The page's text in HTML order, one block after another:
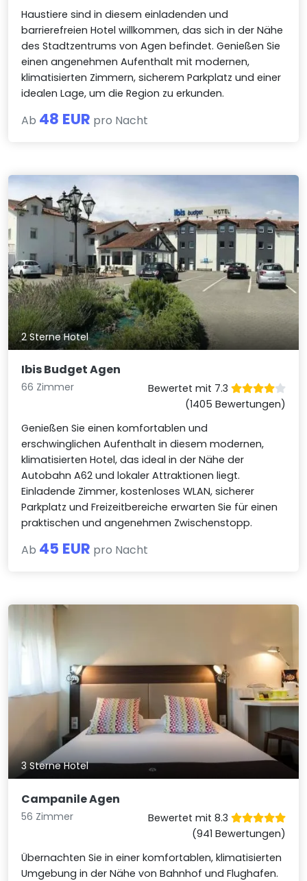
Haustiere sind in diesem einladenden und
barrierefreien Hotel willkommen, das sich in der Nähe
des Stadtzentrums von Agen befindet. Genießen Sie
einen angenehmen Aufenthalt mit modernen,
klimatisierten Zimmern, sicherem Parkplatz und einer
idealen Lage, um die Region zu erkunden.
Ab 48 EUR pro Nacht
2 Sterne Hotel
Ibis Budget Agen
66 Zimmer
Bewertet mit 7.3
(1405 Bewertungen)
Genießen Sie einen komfortablen und
erschwinglichen Aufenthalt in diesem modernen,
klimatisierten Hotel, das ideal in der Nähe der
Autobahn A62 und lokaler Attraktionen liegt.
Einladende Zimmer, kostenloses WLAN, sicherer
Parkplatz und Freizeitbereiche erwarten Sie für einen
praktischen und angenehmen Zwischenstopp.
Ab 45 EUR pro Nacht
3 Sterne Hotel
Campanile Agen
56 Zimmer
Bewertet mit 8.3
(941 Bewertungen)
Übernachten Sie in einer komfortablen, klimatisierten
Umgebung in der Nähe von Bahnhof und Flughafen.